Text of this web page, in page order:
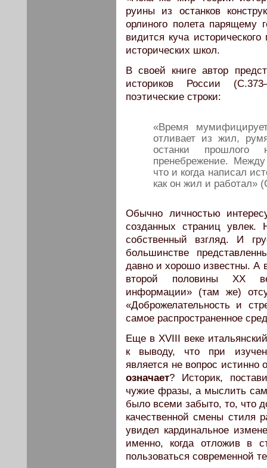
руины из останков
орлиного полета парящему
видится куча
исторических школ.
В своей книге автор
историков России
поэтические строки:
«Время
отливает из жил,
останки
пренебрежение.
что и когда написал
как он жил и работал»
Обычно личностью
созданных страниц увлек.
собственный взгляд. И
большинстве
давно и хорошо известны. А
второй половины ХХ
информации» (там же)
«Доброжелательность и
самое распространенное
Еще в ХVIII веке
к выводу, что при
является не вопрос
означает? Историк,
чужие фразы, а мыслить
было всеми забыто, то, что
качественной смены стиля
увидел кардинальное
именно, когда отложив в
пользоваться современной